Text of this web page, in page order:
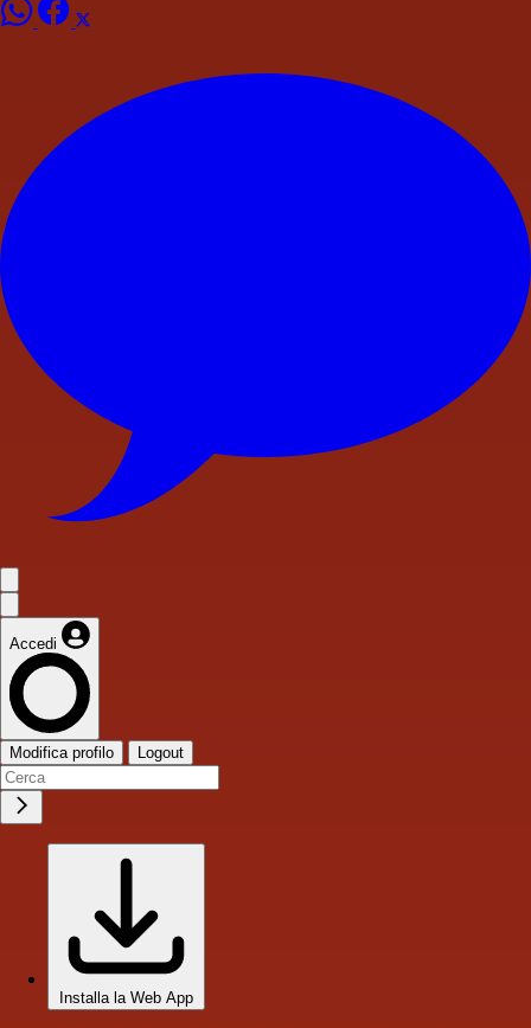
Accedi
Modifica profilo Logout
Installa la Web App